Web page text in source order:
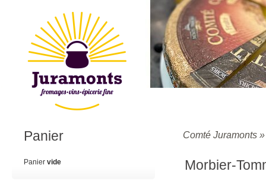
Comté Juramonts
Morbier-
Panier
Panier vide